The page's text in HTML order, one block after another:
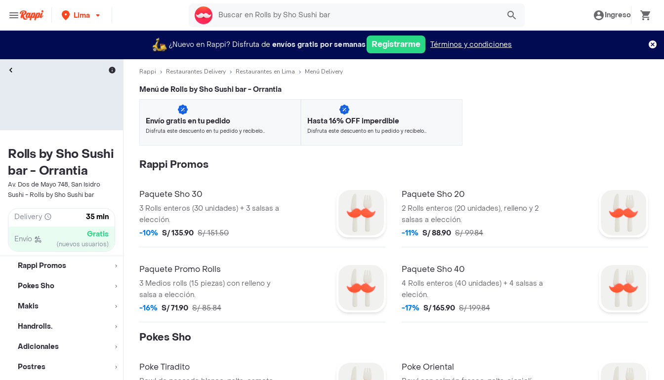
Lima Ingreso
¿Nuevo en Rappi? Disfruta de envíos gratis por semanas Registrarme Términos y condiciones
Rolls by Sho Sushi
bar - Orrantia
Av. Dos de Mayo 748, San Isidro
Sushi - Rolls by Sho Sushi bar
Delivery 35 min
Envío Gratis
(nuevos usuarios)
Rappi Promos
Pokes Sho
Makis
Handrolls.
Adicionales
Postres
Rappi Restaurantes Delivery Restaurantes en Lima Menú Delivery
Menú de Rolls by Sho Sushi bar - Orrantia
Envío gratis en tu pedido
Disfruta este descuento en tu pedido y recíbelo
Hasta 16% OFF imperdible
Disfruta este descuento en tu pedido y recíbelo
Rappi Promos
Paquete Sho 30
3 Rolls enteros (30 unidades) + 3 salsas a
elección.
-10% S/ 135.90 S/ 151.50
Paquete Sho 20
2 Rolls enteros (20 unidades), relleno y 2
salsas a elección.
-11% S/ 88.90 S/ 99.84
Paquete Promo Rolls
3 Medios rolls (15 piezas) con relleno y
salsa a elección.
-16% S/ 71.90 S/ 85.84
Paquete Sho 40
4 Rolls enteros (40 unidades) + 4 salsas a
eleción.
-17% S/ 165.90 S/ 199.84
Pokes Sho
Poke Tiradito Poke Oriental